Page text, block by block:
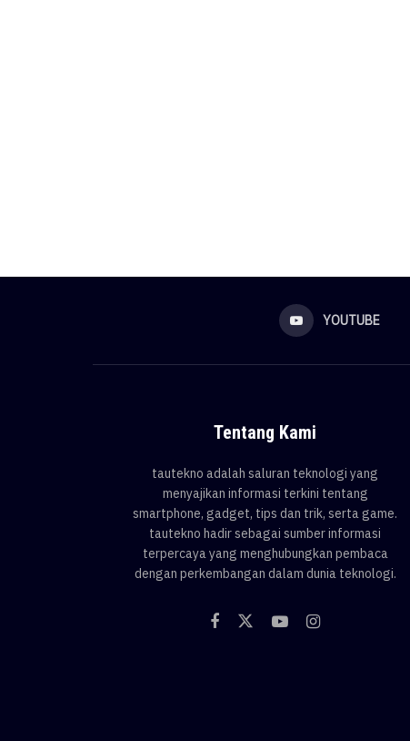
YOUTUBE
Tentang Kami
tautekno adalah saluran teknologi yang
menyajikan informasi terkini tentang
smartphone, gadget, tips dan trik, serta game.
tautekno hadir sebagai sumber informasi
terpercaya yang menghubungkan pembaca
dengan perkembangan dalam dunia teknologi.